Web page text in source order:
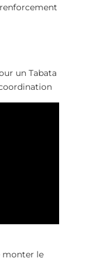
un Tabata
monter le